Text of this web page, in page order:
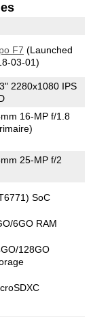
F7 (Launched
03-01)
2280x1080 IPS
16-MP f/1.8
25-MP f/2
SoC
6GO RAM
128GO